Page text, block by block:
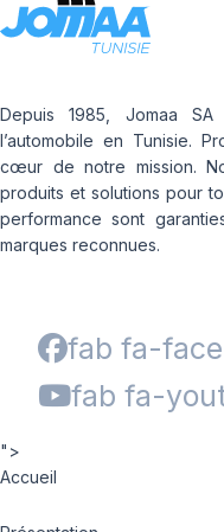
Depuis 1985, Jomaa
l’automobile en Tunisie.
cœur de notre mission.
produits et solutions pour
performance sont
marques reconnues.
fab fa-
fab fa-
">
Accueil